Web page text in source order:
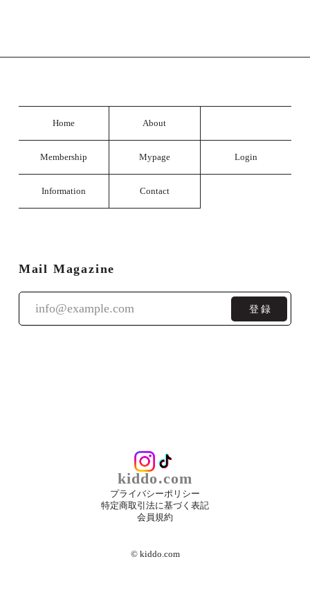
Home About
Membership Mypage Login
Information Contact
Mail Magazine
登録
kiddo.com
プライバシーポリシー
特定商取引法に基づく表記
会員規約
©︎ kiddo.com